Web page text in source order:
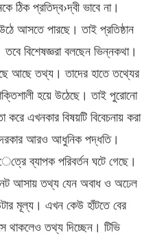
ঠিক প্রতিদ্ব›দ্বী ভাবে না।
আসতে পারছে। তাই প্রতিষ্ঠান
বিশেষজ্ঞরা বলছেন ভিন্নকথা।
আছে তথ্য। তাদের হাতে তথ্যের
শক্তিশালী হয়ে উঠেছে। তাই পুরোনো
এখনকার বিষয়টি বিবেচনায় করা
দরকার আরও আধুনিক পদ্ধতি।
ব্যাপক পরিবর্তন ঘটে গেছে।
আসায় তথ্য যেন অবাধ ও অঢেল
মূল্য। এখন কেউ হাঁটতে বের
থাকলেও তথ্য দিচ্ছেন। টিভি